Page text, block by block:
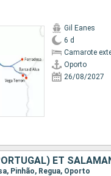
Gil Eanes
6 d
Camarote
Oporto
26/08/2027
Pinhão, Regua, Oporto